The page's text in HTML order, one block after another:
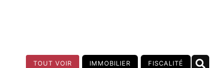
TOUT VOIR IMMOBILIER FISCALITÉ